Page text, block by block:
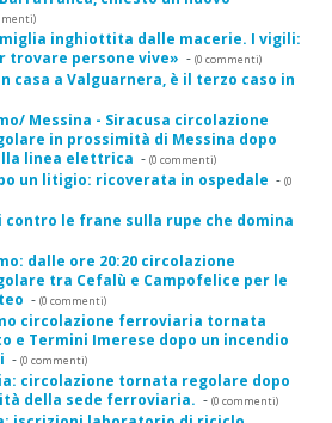
inghiottita dalle macerie. I vigili:
trovare persone vive» - (0 commenti)
casa a Valguarnera, è il terzo caso in
Messina - Siracusa circolazione
in prossimità di Messina dopo
linea elettrica - (0 commenti)
un litigio: ricoverata in ospedale - (0
contro le frane sulla rupe che domina
dalle ore 20:20 circolazione
tra Cefalù e Campofelice per le
- (0 commenti)
circolazione ferroviaria tornata
e Termini Imerese dopo un incendio
- (0 commenti)
circolazione tornata regolare dopo
della sede ferroviaria. - (0 commenti)